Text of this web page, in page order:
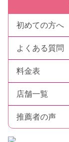
初めての方へ
よくある質問
料金表
店舗一覧
推薦者の声